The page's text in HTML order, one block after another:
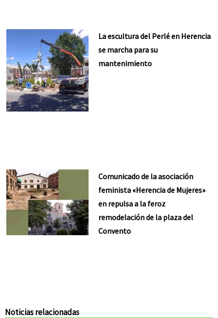
La escultura del Perlé en Herencia
se marcha para su
mantenimiento
Comunicado de la asociación
feminista «Herencia de Mujeres»
en repulsa a la feroz
remodelación de la plaza del
Convento
Noticias relacionadas